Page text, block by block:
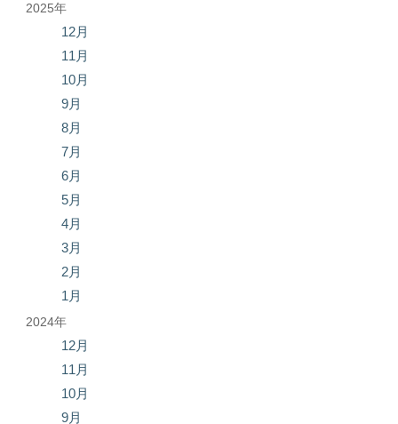
2025年
12月
11月
10月
9月
8月
7月
6月
5月
4月
3月
2月
1月
2024年
12月
11月
10月
9月